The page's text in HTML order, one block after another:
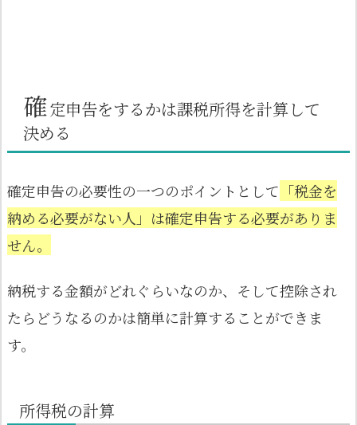
確定申告をするかは課税所得を計算して
決める
確定申告の必要性の一つのポイントとして 「税金を
納める必要がない人」は確定申告する必要がありま
せん。
納税する金額がどれぐらいなのか、そして控除され
たらどうなるのかは簡単に計算することができま
す。
所得税の計算